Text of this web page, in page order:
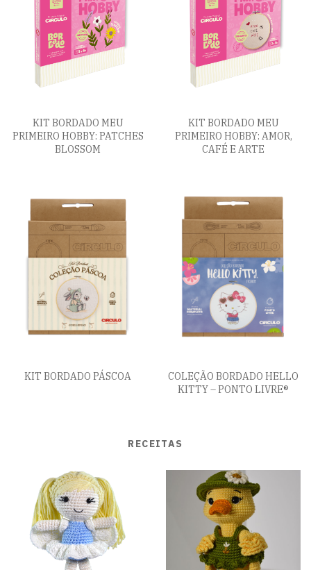
KIT BORDADO MEU
PRIMEIRO HOBBY: PATCHES
BLOSSOM
KIT BORDADO MEU
PRIMEIRO HOBBY: AMOR,
CAFÉ E ARTE
KIT BORDADO PÁSCOA
COLEÇÃO BORDADO HELLO
KITTY – PONTO LIVRE®
RECEITAS